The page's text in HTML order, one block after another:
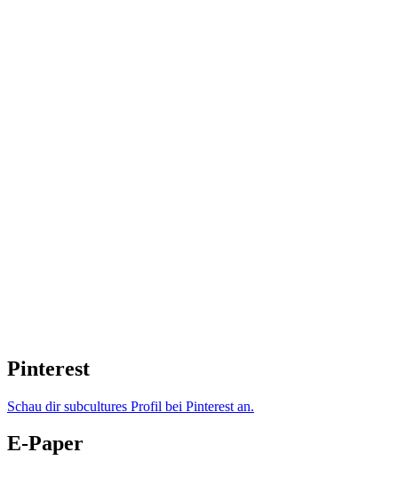
Pinterest
Schau dir subcultures Profil bei Pinterest an.
E-Paper